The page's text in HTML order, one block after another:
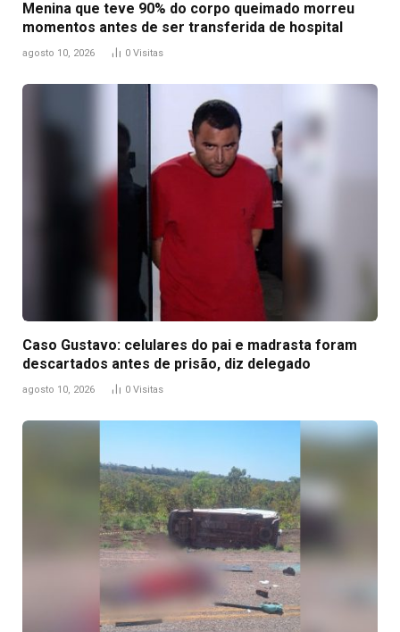
Menina que teve 90% do corpo queimado morreu
momentos antes de ser transferida de hospital
agosto 10, 2026 0 Visitas
Caso Gustavo: celulares do pai e madrasta foram
descartados antes de prisão, diz delegado
agosto 10, 2026 0 Visitas